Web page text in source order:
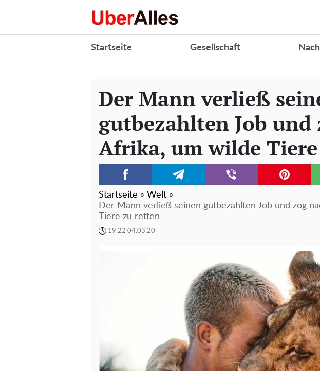
Startseite Gesellschaft
Der Mann verließ
gutbezahlten Job und
Afrika, um wilde
Startseite » Welt »
Der Mann verließ seinen gutbezahlten Job und zog
Tiere zu retten
19:22 04.03.20